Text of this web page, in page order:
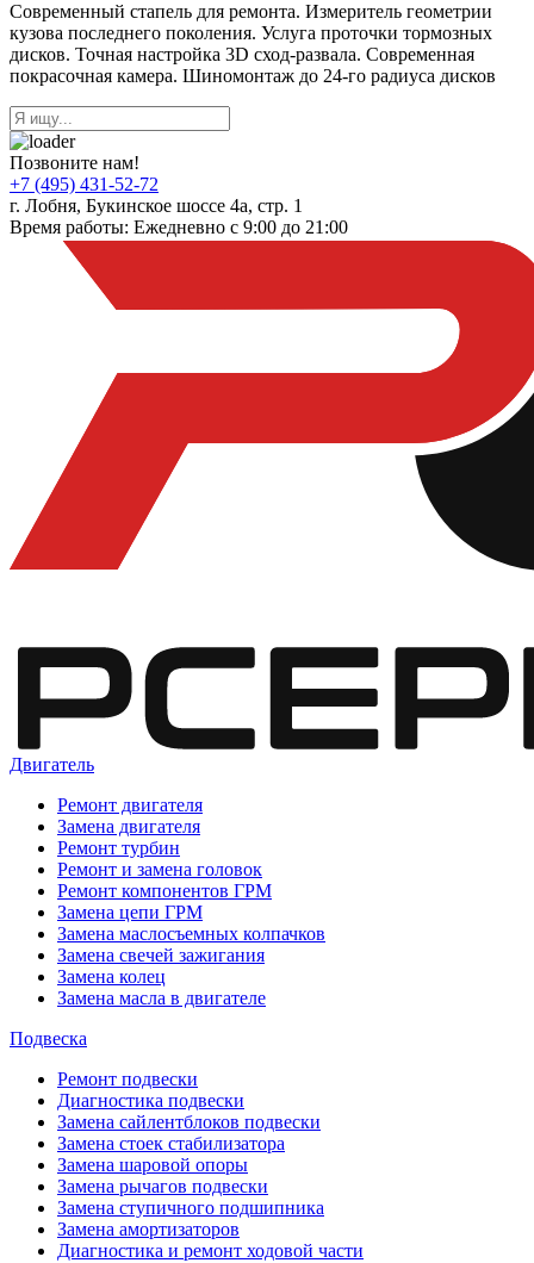
Современный стапель для ремонта. Измеритель геометрии
кузова последнего поколения. Услуга проточки тормозных
дисков. Точная настройка 3D сход-развала. Современная
покрасочная камера. Шиномонтаж до 24-го радиуса дисков
Позвоните нам!
+7 (495) 431-52-72
г. Лобня, Букинское шоссе 4а, стр. 1
Время работы: Ежедневно с 9:00 до 21:00
Двигатель
Ремонт двигателя
Замена двигателя
Ремонт турбин
Ремонт и замена головок
Ремонт компонентов ГРМ
Замена цепи ГРМ
Замена маслосъемных колпачков
Замена свечей зажигания
Замена колец
Замена масла в двигателе
Подвеска
Ремонт подвески
Диагностика подвески
Замена сайлентблоков подвески
Замена стоек стабилизатора
Замена шаровой опоры
Замена рычагов подвески
Замена ступичного подшипника
Замена амортизаторов
Диагностика и ремонт ходовой части